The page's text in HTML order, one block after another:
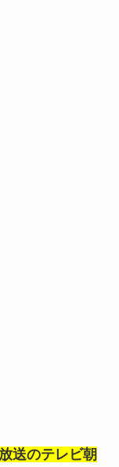
送のテレビ朝